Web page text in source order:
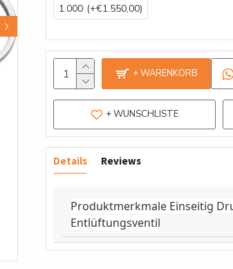
1.000 (+€1.550,00)
+ WARENKORB
+ WUNSCHLISTE
Details Reviews
Produktmerkmale Einseitig
Entlüftungsventil